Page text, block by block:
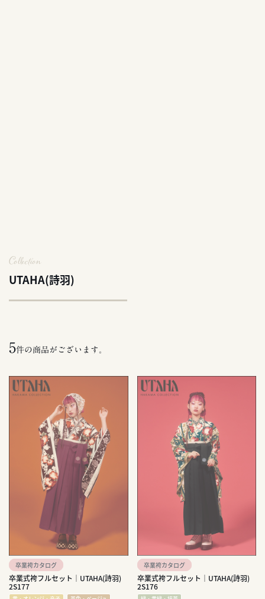
Collection
UTAHA(詩羽)
5件の商品がございます。
卒業袴カタログ
卒業式袴フルセット｜UTAHA(詩羽)
2S177
卒業袴カタログ
卒業式袴フルセット｜UTAHA(詩羽)
2S176